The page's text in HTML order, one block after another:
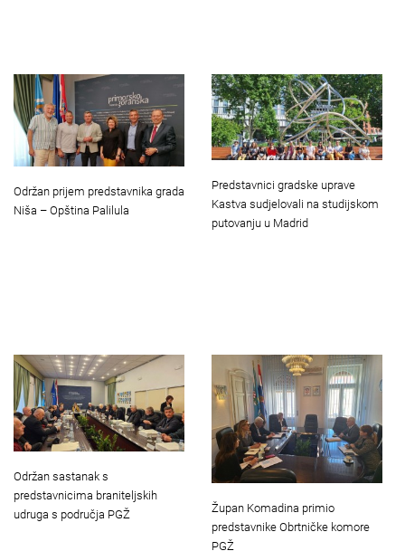
Održan prijem predstavnika grada
Niša – Opština Palilula
Predstavnici gradske uprave
Kastva sudjelovali na studijskom
putovanju u Madrid
Održan sastanak s
predstavnicima braniteljskih
udruga s područja PGŽ
Župan Komadina primio
predstavnike Obrtničke komore
PGŽ